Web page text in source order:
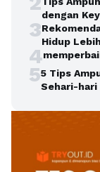
dengan
3Hidup
4
55 Tips
Sehari-hari